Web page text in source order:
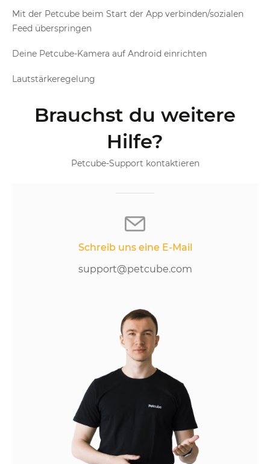
Mit der Petcube beim Start der App verbinden/sozialen
Feed überspringen
Deine Petcube-Kamera auf Android einrichten
Lautstärkeregelung
Brauchst du weitere
Hilfe?
Petcube-Support kontaktieren
Schreib uns eine E-Mail
support@petcube.com